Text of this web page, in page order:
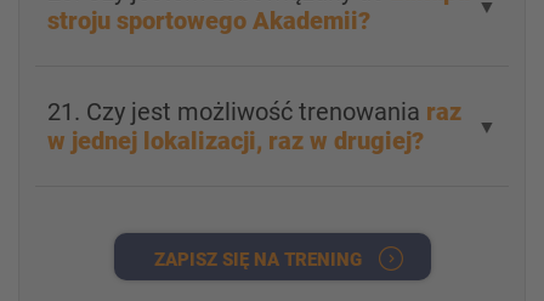
stroju sportowego Akademii?
▼
21. Czy jest możliwość trenowania raz
w jednej lokalizacji, raz w drugiej?
▼
ZAPISZ SIĘ NA TRENING